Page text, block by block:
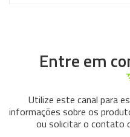
Entre em
Utilize este canal para
informações sobre os
ou solicitar o contato